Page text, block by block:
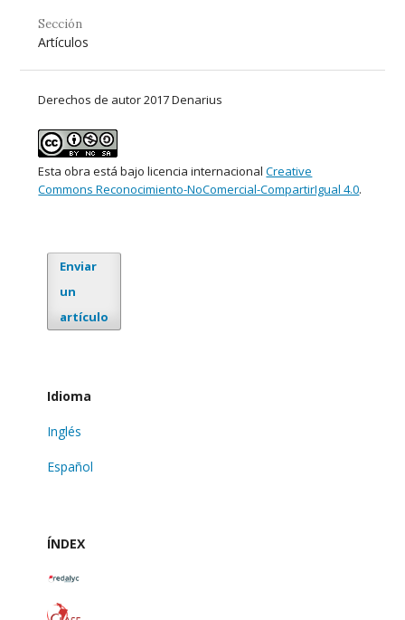
Sección
Artículos
Derechos de autor 2017 Denarius
Esta obra está bajo licencia internacionalCreative
Commons Reconocimiento-NoComercial-CompartirIgual 4.0.
Enviar
un
artículo
Idioma
Inglés
Español
ÍNDEX